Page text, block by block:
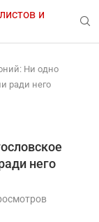
и
Ни одно
ради него
него